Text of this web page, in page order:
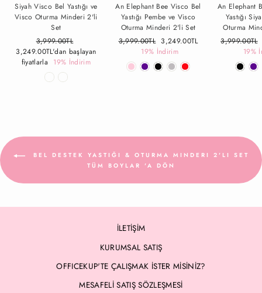
Siyah Visco Bel Yastığı ve
Visco Oturma Minderi 2'li
Set
Fiyat
3,999.00TL
Fiyat
3,249.00TL'dan başlayan
fiyatlarla
19% İndirim
An Elephant Bee Visco Bel
Yastığı Pembe ve Visco
Oturma Minderi 2'li Set
Fiyat
3,999.00TL İndirimli
Fiyat
3,249.00TL
19% İndirim
An Elephant
Yastığı
Oturma
Fiyat
3,999.00TL
19%
BEL DESTEK YASTIĞI & OTURMA MINDERI 2'LI SET
TÜM BOYLAR 'A DÖN
İLETİŞİM
KURUMSAL SATIŞ
OFFICEKUP'TE ÇALIŞMAK İSTER MİSİNİZ?
MESAFELİ SATIŞ SÖZLEŞMESİ